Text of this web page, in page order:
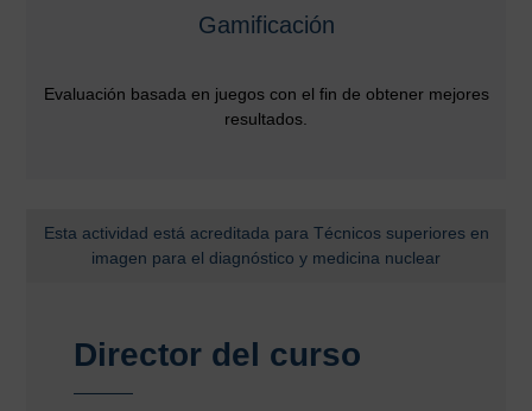
Gamificación
Evaluación basada en juegos con el fin de obtener mejores
resultados.
Esta actividad está acreditada para Técnicos superiores en
imagen para el diagnóstico y medicina nuclear
Director del curso